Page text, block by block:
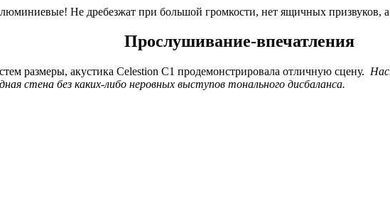
Не дребезжат при большой громкости, нет ящичных призвуков,
Прослушивание-впечатления
размеры, акустика Celestion C1 продемонстрировала отличную сцену.
стена без каких-либо неровных выступов тонального дисбаланса.